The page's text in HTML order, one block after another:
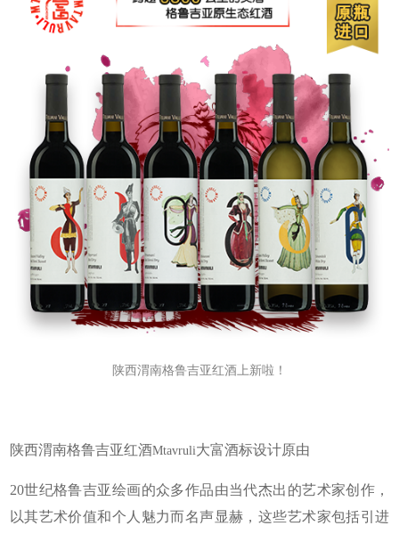
陕西渭南格鲁吉亚红酒上新啦！
陕西渭南格鲁吉亚红酒Mtavruli大富酒标设计原由
20世纪格鲁吉亚绘画的众多作品由当代杰出的艺术家创作，
以其艺术价值和个人魅力而名声显赫，这些艺术家包括引进